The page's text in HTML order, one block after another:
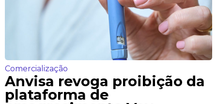
Comercialização
Anvisa revoga proibição da
plataforma de